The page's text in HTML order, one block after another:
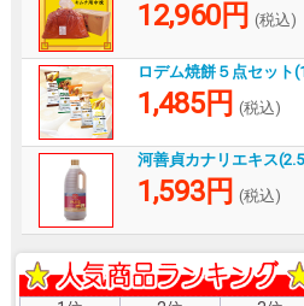
12,960円 (税込)
ロデム焼餅５点セット
1,485円 (税込)
河善貞カナリエキス
1,593円 (税込)